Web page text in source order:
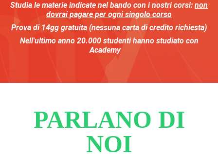
Studia le materie indicate nel bando con i nostri corsi: non
dovrai pagare per ogni singolo corso
Prova di 14gg gratuita (nessuna carta di credito richiesta)
Nell'ultimo anno 20.000studentihanno studiato con
Academy
PARLANO DI
NOI